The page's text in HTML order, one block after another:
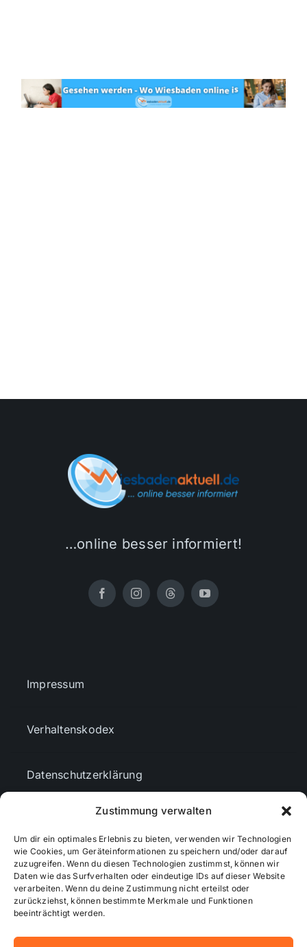
Zustimmung verwalten
Um dir ein optimales Erlebnis zu bieten, verwenden wir Technologien
wie Cookies, um Geräteinformationen zu speichern und/oder darauf
zuzugreifen. Wenn du diesen Technologien zustimmst, können wir
Daten wie das Surfverhalten oder eindeutige IDs auf dieser Website
verarbeiten. Wenn du deine Zustimmung nicht erteilst oder
zurückziehst, können bestimmte Merkmale und Funktionen
beeinträchtigt werden.
…online besser informiert!
Impressum
Verhaltenskodex
Datenschutzerklärung
Cookie-Richtlinie (EU)
Mediendaten